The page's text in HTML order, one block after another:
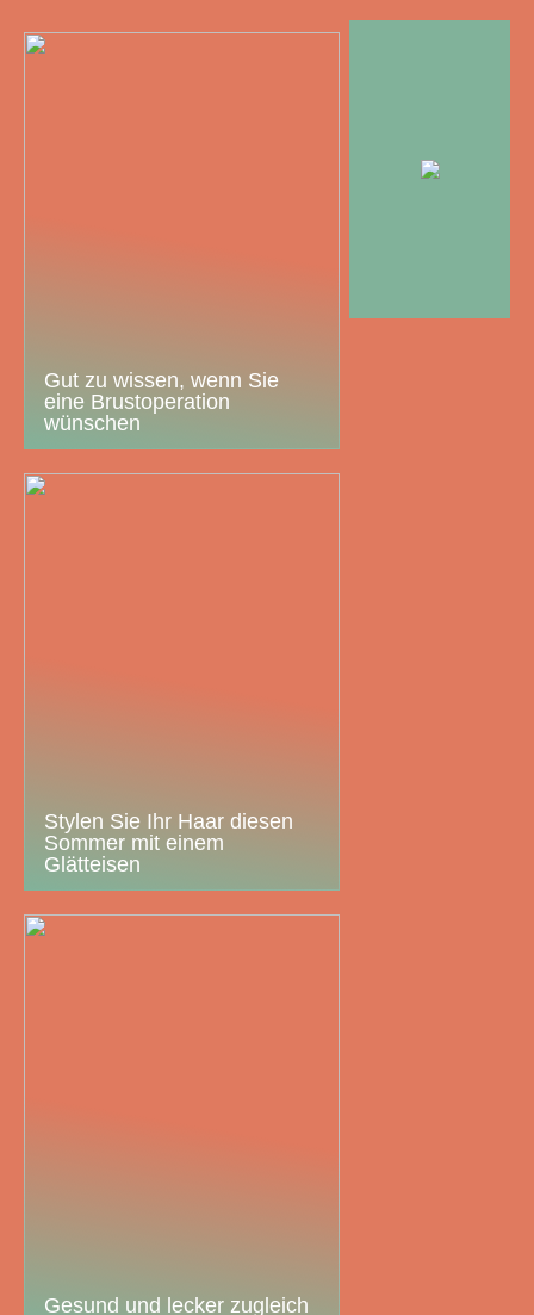
Gut zu wissen, wenn Sie
eine Brustoperation
wünschen
Stylen Sie Ihr Haar diesen
Sommer mit einem
Glätteisen
Gesund und lecker zugleich